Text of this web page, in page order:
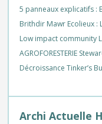
5 panneaux explicatifs :
Brithdir Mawr Ecolieux :
Low impact community
AGROFORESTERIE
Décroissance Tinker’s
Archi Actuelle